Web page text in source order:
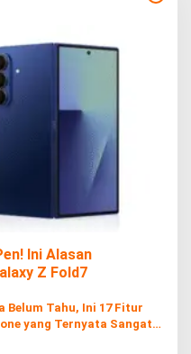
Ini Alasan
Z Fold7
Belum Tahu, Ini 17 Fitur
yang Ternyata Sangat